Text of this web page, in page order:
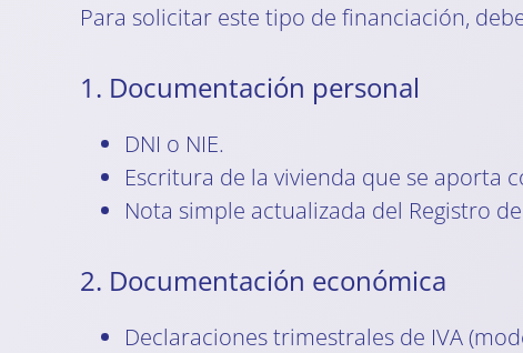
Para solicitar este tipo de financiación,
1. Documentación personal
DNI o NIE.
Escritura de la vivienda que se aporta
Nota simple actualizada del Registro
2. Documentación económica
Declaraciones trimestrales de IVA